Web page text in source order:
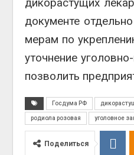
документе
мерам по
уточнение
позволить
Госдума РФ
родиола розовая уголовное
Поделиться